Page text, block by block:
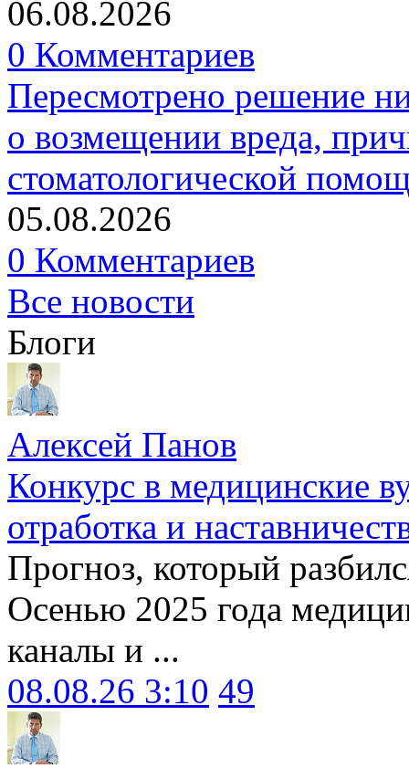
06.08.2026
0 Комментариев
Пересмотрено решение
о возмещении вреда,
стоматологической
05.08.2026
0 Комментариев
Все новости
Блоги
Алексей Панов
Конкурс в медицинские
отработка и
Прогноз, который
Осенью 2025 года
каналы и ...
08.08.26 3:10 49